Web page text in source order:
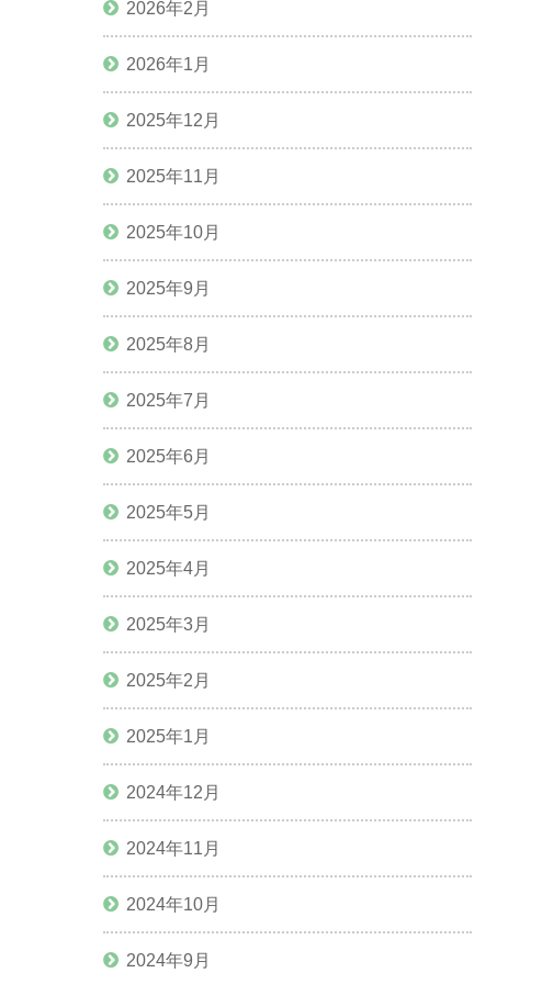
2026年2月
2026年1月
2025年12月
2025年11月
2025年10月
2025年9月
2025年8月
2025年7月
2025年6月
2025年5月
2025年4月
2025年3月
2025年2月
2025年1月
2024年12月
2024年11月
2024年10月
2024年9月